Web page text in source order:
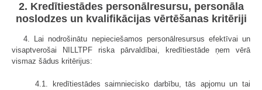
2. Kredītiestādes personālresursu, personāla
noslodzes un kvalifikācijas vērtēšanas kritēriji
4. Lai nodrošinātu nepieciešamos personālresursus efektīvai un
visaptverošai NILLTPF riska pārvaldībai, kredītiestāde ņem vērā
vismaz šādus kritērijus:
4.1. kredītiestādes saimniecisko darbību, tās apjomu un tai